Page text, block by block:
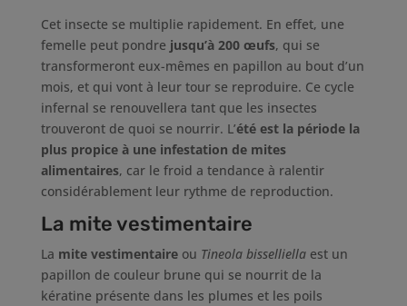
Cet insecte se multiplie rapidement. En effet, une
femelle peut pondre jusqu’à 200 œufs, qui se
transformeront eux-mêmes en papillon au bout d’un
mois, et qui vont à leur tour se reproduire. Ce cycle
infernal se renouvellera tant que les insectes
trouveront de quoi se nourrir. L’été est la période la
plus propice à une infestation de mites
alimentaires, car le froid a tendance à ralentir
considérablement leur rythme de reproduction.
La mite vestimentaire
La mite vestimentaire ou Tineola bisselliellaest un
papillon de couleur brune qui se nourrit de la
kératine présente dans les plumes et les poils